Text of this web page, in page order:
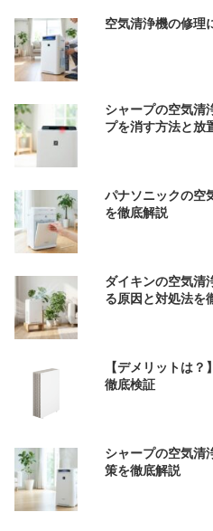
空気清浄機の修理
シャープの空気清
プを消す方法と放
パナソニックの空
を徹底解説
ダイキンの空気清
る原因と対処法を
【デメリットは
徹底検証
シャープの空気清
策を徹底解説